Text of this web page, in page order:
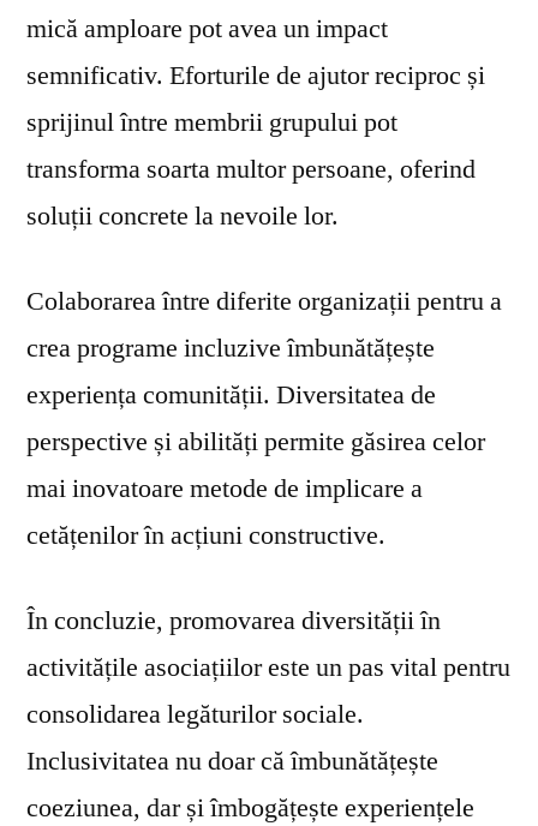
mică amploare pot avea un impact
semnificativ. Eforturile de ajutor reciproc și
sprijinul între membrii grupului pot
transforma soarta multor persoane, oferind
soluții concrete la nevoile lor.
Colaborarea între diferite organizații pentru a
crea programe incluzive îmbunătățește
experiența comunității. Diversitatea de
perspective și abilități permite găsirea celor
mai inovatoare metode de implicare a
cetățenilor în acțiuni constructive.
În concluzie, promovarea diversității în
activitățile asociațiilor este un pas vital pentru
consolidarea legăturilor sociale.
Inclusivitatea nu doar că îmbunătățește
coeziunea, dar și îmbogățește experiențele